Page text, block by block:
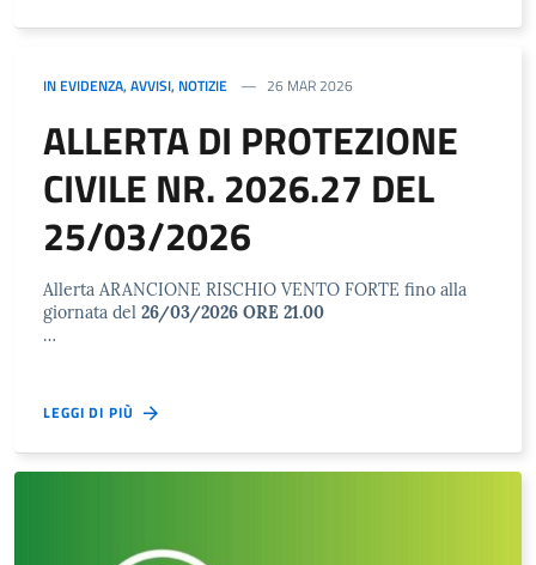
IN EVIDENZA, AVVISI, NOTIZIE 26 MAR 2026
ALLERTA DI PROTEZIONE
CIVILE NR. 2026.27 DEL
25/03/2026
Allerta ARANCIONE RISCHIO VENTO FORTE fino alla
giornata del 26/03/2026 ORE 21.00
…
LEGGI DI PIÙ